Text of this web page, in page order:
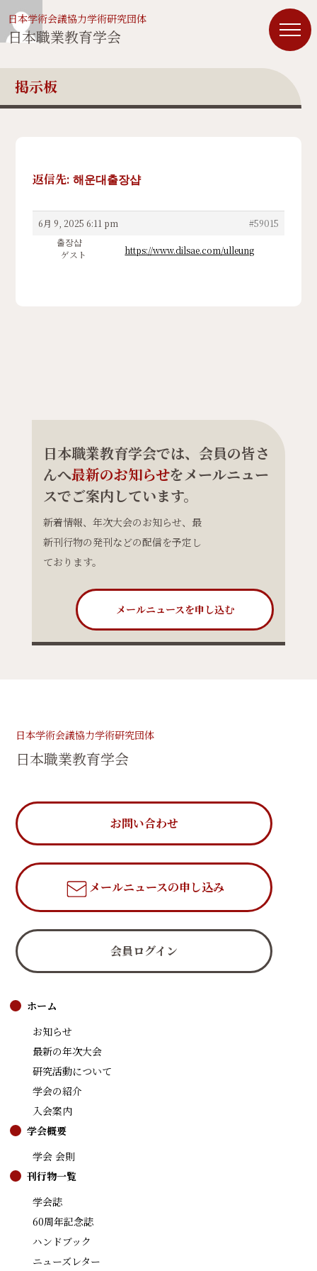
日本学術会議協力学術研究団体
日本職業教育学会
掲示板
返信先: 해운대출장샵
6月 9, 2025 6:11 pm
#59015
출장샵
ゲスト
https://www.dilsae.com/ulleung
日本職業教育学会では、会員の皆さ
んへ最新のお知らせをメールニュー
スでご案内しています。
新着情報、年次大会のお知らせ、最
新刊行物の発刊などの配信を予定し
ております。
メールニュースを申し込む
日本学術会議協力学術研究団体
日本職業教育学会
お問い合わせ
メールニュースの申し込み
会員ログイン
ホーム
お知らせ
最新の年次大会
研究活動について
学会の紹介
入会案内
学会概要
学会 会則
刊行物一覧
学会誌
60周年記念誌
ハンドブック
ニューズレター